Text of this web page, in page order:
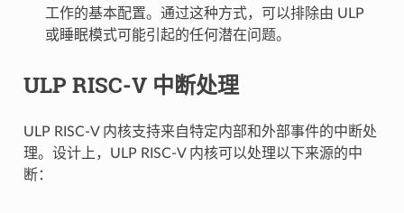
工作的基本配置。通过这种方式，可以排除由 ULP
或睡眠模式可能引起的任何潜在问题。
ULP RISC-V 中断处理
ULP RISC-V 内核支持来自特定内部和外部事件的中断处
理。设计上，ULP RISC-V 内核可以处理以下来源的中
断：